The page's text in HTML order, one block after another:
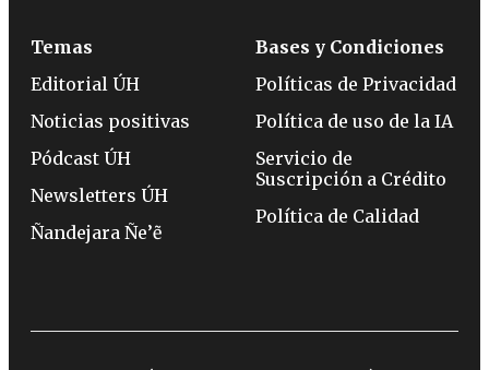
Temas
Editorial ÚH
Noticias positivas
Pódcast ÚH
Newsletters ÚH
Ñandejara Ñe’ẽ
Bases y Condiciones
Políticas de Privacidad
Política de uso de la IA
Servicio de
Suscripción a Crédito
Política de Calidad